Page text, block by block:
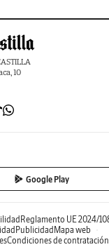
10
Google Play
Reglamento UE 2024/
Publicidad Mapa web
Condiciones de contratación